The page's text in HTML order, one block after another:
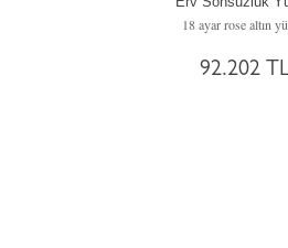
18 ayar rose altın
92.202